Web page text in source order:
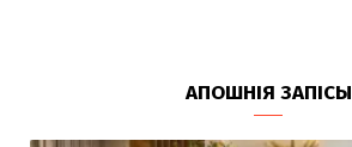
АПОШНІЯ ЗАПІСЫ